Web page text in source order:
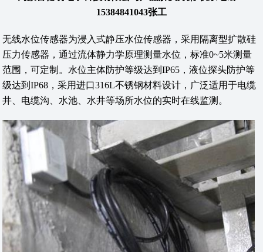
15384841043张工
无线水位传感器为浸入式静压水位传感器，采用隔离型扩散硅
压力传感器，通过流体静力学原理测量水位，标准0~5米测量
范围，可定制。水位主体防护等级达到IP65，液位探头防护等
级达到IP68，采用进口316L不锈钢材料设计，广泛适用于电缆
井、电缆沟、水池、水井等场所水位的实时在线监测。